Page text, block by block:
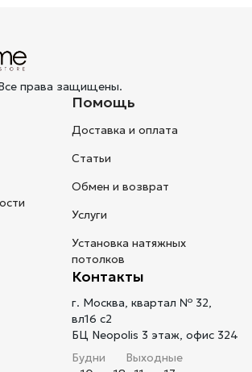
права защищены.
Помощь
Доставка и оплата
Статьи
Обмен и возврат
Услуги
Установка натяжных
потолков
Контакты
г. Москва, квартал № 32,
вл16 с2
БЦ Neopolis 3 этаж, офис 324
Будни
Выходные